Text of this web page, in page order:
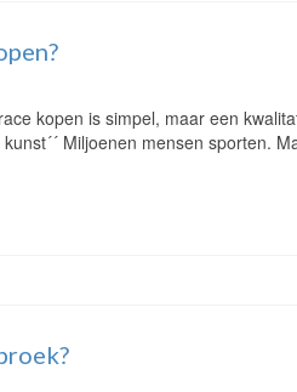
kopen is simpel, maar een
Miljoenen mensen sporten.